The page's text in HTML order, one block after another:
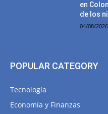
en
de los
04/08/2026
POPULAR CATEGORY
Tecnología
Economía y Finanzas